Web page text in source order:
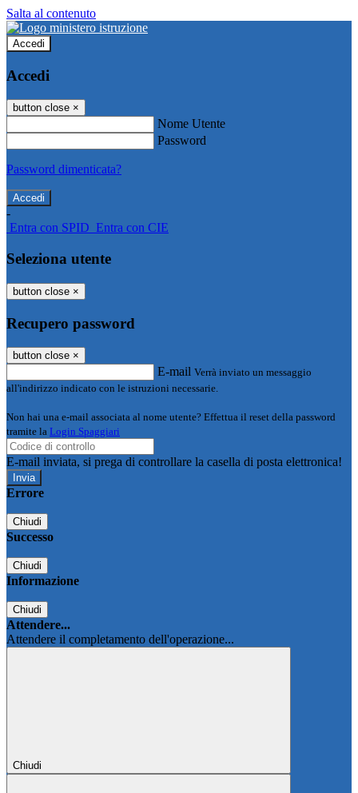
Salta al contenuto
Accedi
Accedi
button close ×
Nome Utente
Password
Password dimenticata?
-
Entra con SPID Entra con CIE
Seleziona utente
button close ×
Recupero password
button close ×
E-mail Verrà inviato un messaggio
all'indirizzo indicato con le istruzioni necessarie.
Non hai una e-mail associata al nome utente? Effettua il reset della password
tramite la Login Spaggiari
E-mail inviata, si prega di controllare la casella di posta elettronica!
Errore
Chiudi
Successo
Chiudi
Informazione
Chiudi
Attendere...
Attendere il completamento dell'operazione...
Chiudi